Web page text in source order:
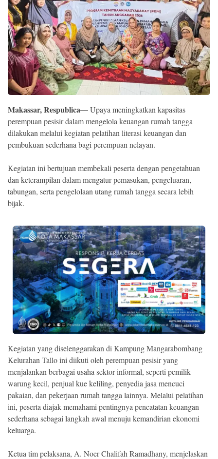
Makassar, Respublica—Upaya meningkatkan kapasitas
perempuan pesisir dalam mengelola keuangan rumah tangga
dilakukan melalui kegiatan pelatihan literasi keuangan dan
pembukuan sederhana bagi perempuan nelayan.
Kegiatan ini bertujuan membekali peserta dengan pengetahuan
dan keterampilan dalam mengatur pemasukan, pengeluaran,
tabungan, serta pengelolaan utang rumah tangga secara lebih
bijak.
Kegiatan yang diselenggarakan di Kampung Mangarabombang
Kelurahan Tallo ini diikuti oleh perempuan pesisir yang
menjalankan berbagai usaha sektor informal, seperti pemilik
warung kecil, penjual kue keliling, penyedia jasa mencuci
pakaian, dan pekerjaan rumah tangga lainnya. Melalui pelatihan
ini, peserta diajak memahami pentingnya pencatatan keuangan
sederhana sebagai langkah awal menuju kemandirian ekonomi
keluarga.
Ketua tim pelaksana, A. Noer Chalifah Ramadhany, menjelaskan